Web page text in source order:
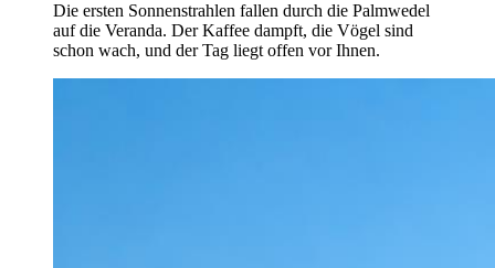
Die ersten Sonnenstrahlen fallen durch die Palmwedel
auf die Veranda. Der Kaffee dampft, die Vögel sind
schon wach, und der Tag liegt offen vor Ihnen.